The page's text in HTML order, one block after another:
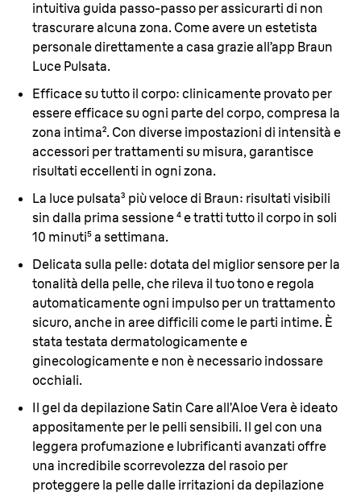
intuitiva guida passo-passo per assicurarti di non
trascurare alcuna zona. Come avere un estetista
personale direttamente a casa grazie all’app Braun
Luce Pulsata.
Efficace su tutto il corpo: clinicamente provato per
essere efficace su ogni parte del corpo, compresa la
zona intima². Con diverse impostazioni di intensità e
accessori per trattamenti su misura, garantisce
risultati eccellenti in ogni zona.
La luce pulsata³ più veloce di Braun: risultati visibili
sin dalla prima sessione ⁴ e tratti tutto il corpo in soli
10 minuti⁵ a settimana.
Delicata sulla pelle: dotata del miglior sensore per la
tonalità della pelle, che rileva il tuo tono e regola
automaticamente ogni impulso per un trattamento
sicuro, anche in aree difficili come le parti intime. È
stata testata dermatologicamente e
ginecologicamente e non è necessario indossare
occhiali.
Il gel da depilazione Satin Care all’Aloe Vera è ideato
appositamente per le pelli sensibili. Il gel con una
leggera profumazione e lubrificanti avanzati offre
una incredibile scorrevolezza del rasoio per
proteggere la pelle dalle irritazioni da depilazione